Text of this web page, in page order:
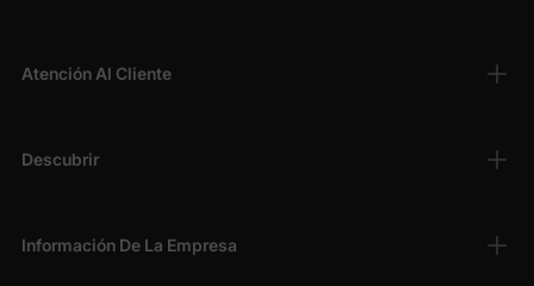
Atención Al Cliente
Descubrir
Información De La Empresa